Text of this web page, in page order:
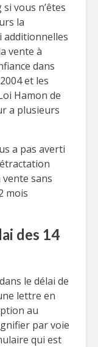
vous n’êtes
la
additionnelles
vente à
dans
et les
Hamon de
a plusieurs
a pas averti
sans
mois
des 14
le délai de
lettre en
au
par voie
qui est